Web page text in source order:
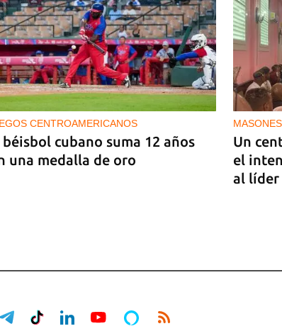
público enamorado de Celia
desafía la censura en un
en La Habana
CENTROAMERICANOS
béisbol cubano suma 12 años
una medalla de oro
MASONES
Un
el
al líder